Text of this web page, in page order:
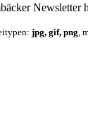
Newsletter
jpg, gif, png ,